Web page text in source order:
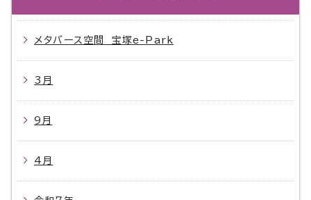
メタバース空間 宝塚e-Park
3月
9月
4月